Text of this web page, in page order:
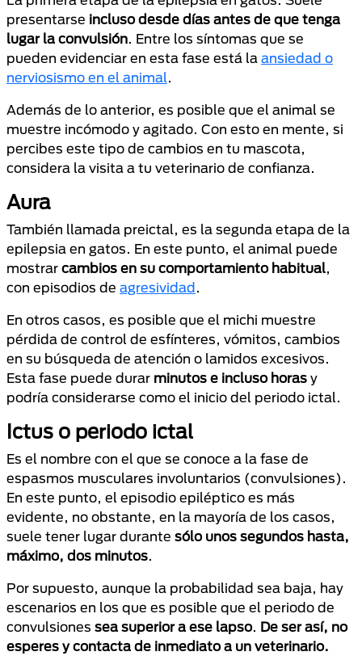
presentarse incluso desde días antes de que tenga
lugar la convulsión. Entre los síntomas que se
pueden evidenciar en esta fase está la ansiedad o
nerviosismo en el animal.
Además de lo anterior, es posible que el animal se
muestre incómodo y agitado. Con esto en mente, si
percibes este tipo de cambios en tu mascota,
considera la visita a tu veterinario de confianza.
Aura
También llamada preictal, es la segunda etapa de la
epilepsia en gatos. En este punto, el animal puede
mostrar cambios en su comportamiento habitual,
con episodios de agresividad.
En otros casos, es posible que el michi muestre
pérdida de control de esfínteres, vómitos, cambios
en su búsqueda de atención o lamidos excesivos.
Esta fase puede durar minutos e incluso horas y
podría considerarse como el inicio del periodo ictal.
Ictus o periodo ictal
Es el nombre con el que se conoce a la fase de
espasmos musculares involuntarios (convulsiones).
En este punto, el episodio epiléptico es más
evidente, no obstante, en la mayoría de los casos,
suele tener lugar durante sólo unos segundos hasta,
máximo, dos minutos.
Por supuesto, aunque la probabilidad sea baja, hay
escenarios en los que es posible que el periodo de
convulsiones sea superior a ese lapso. De ser así, no
esperes y contacta de inmediato a un veterinario.